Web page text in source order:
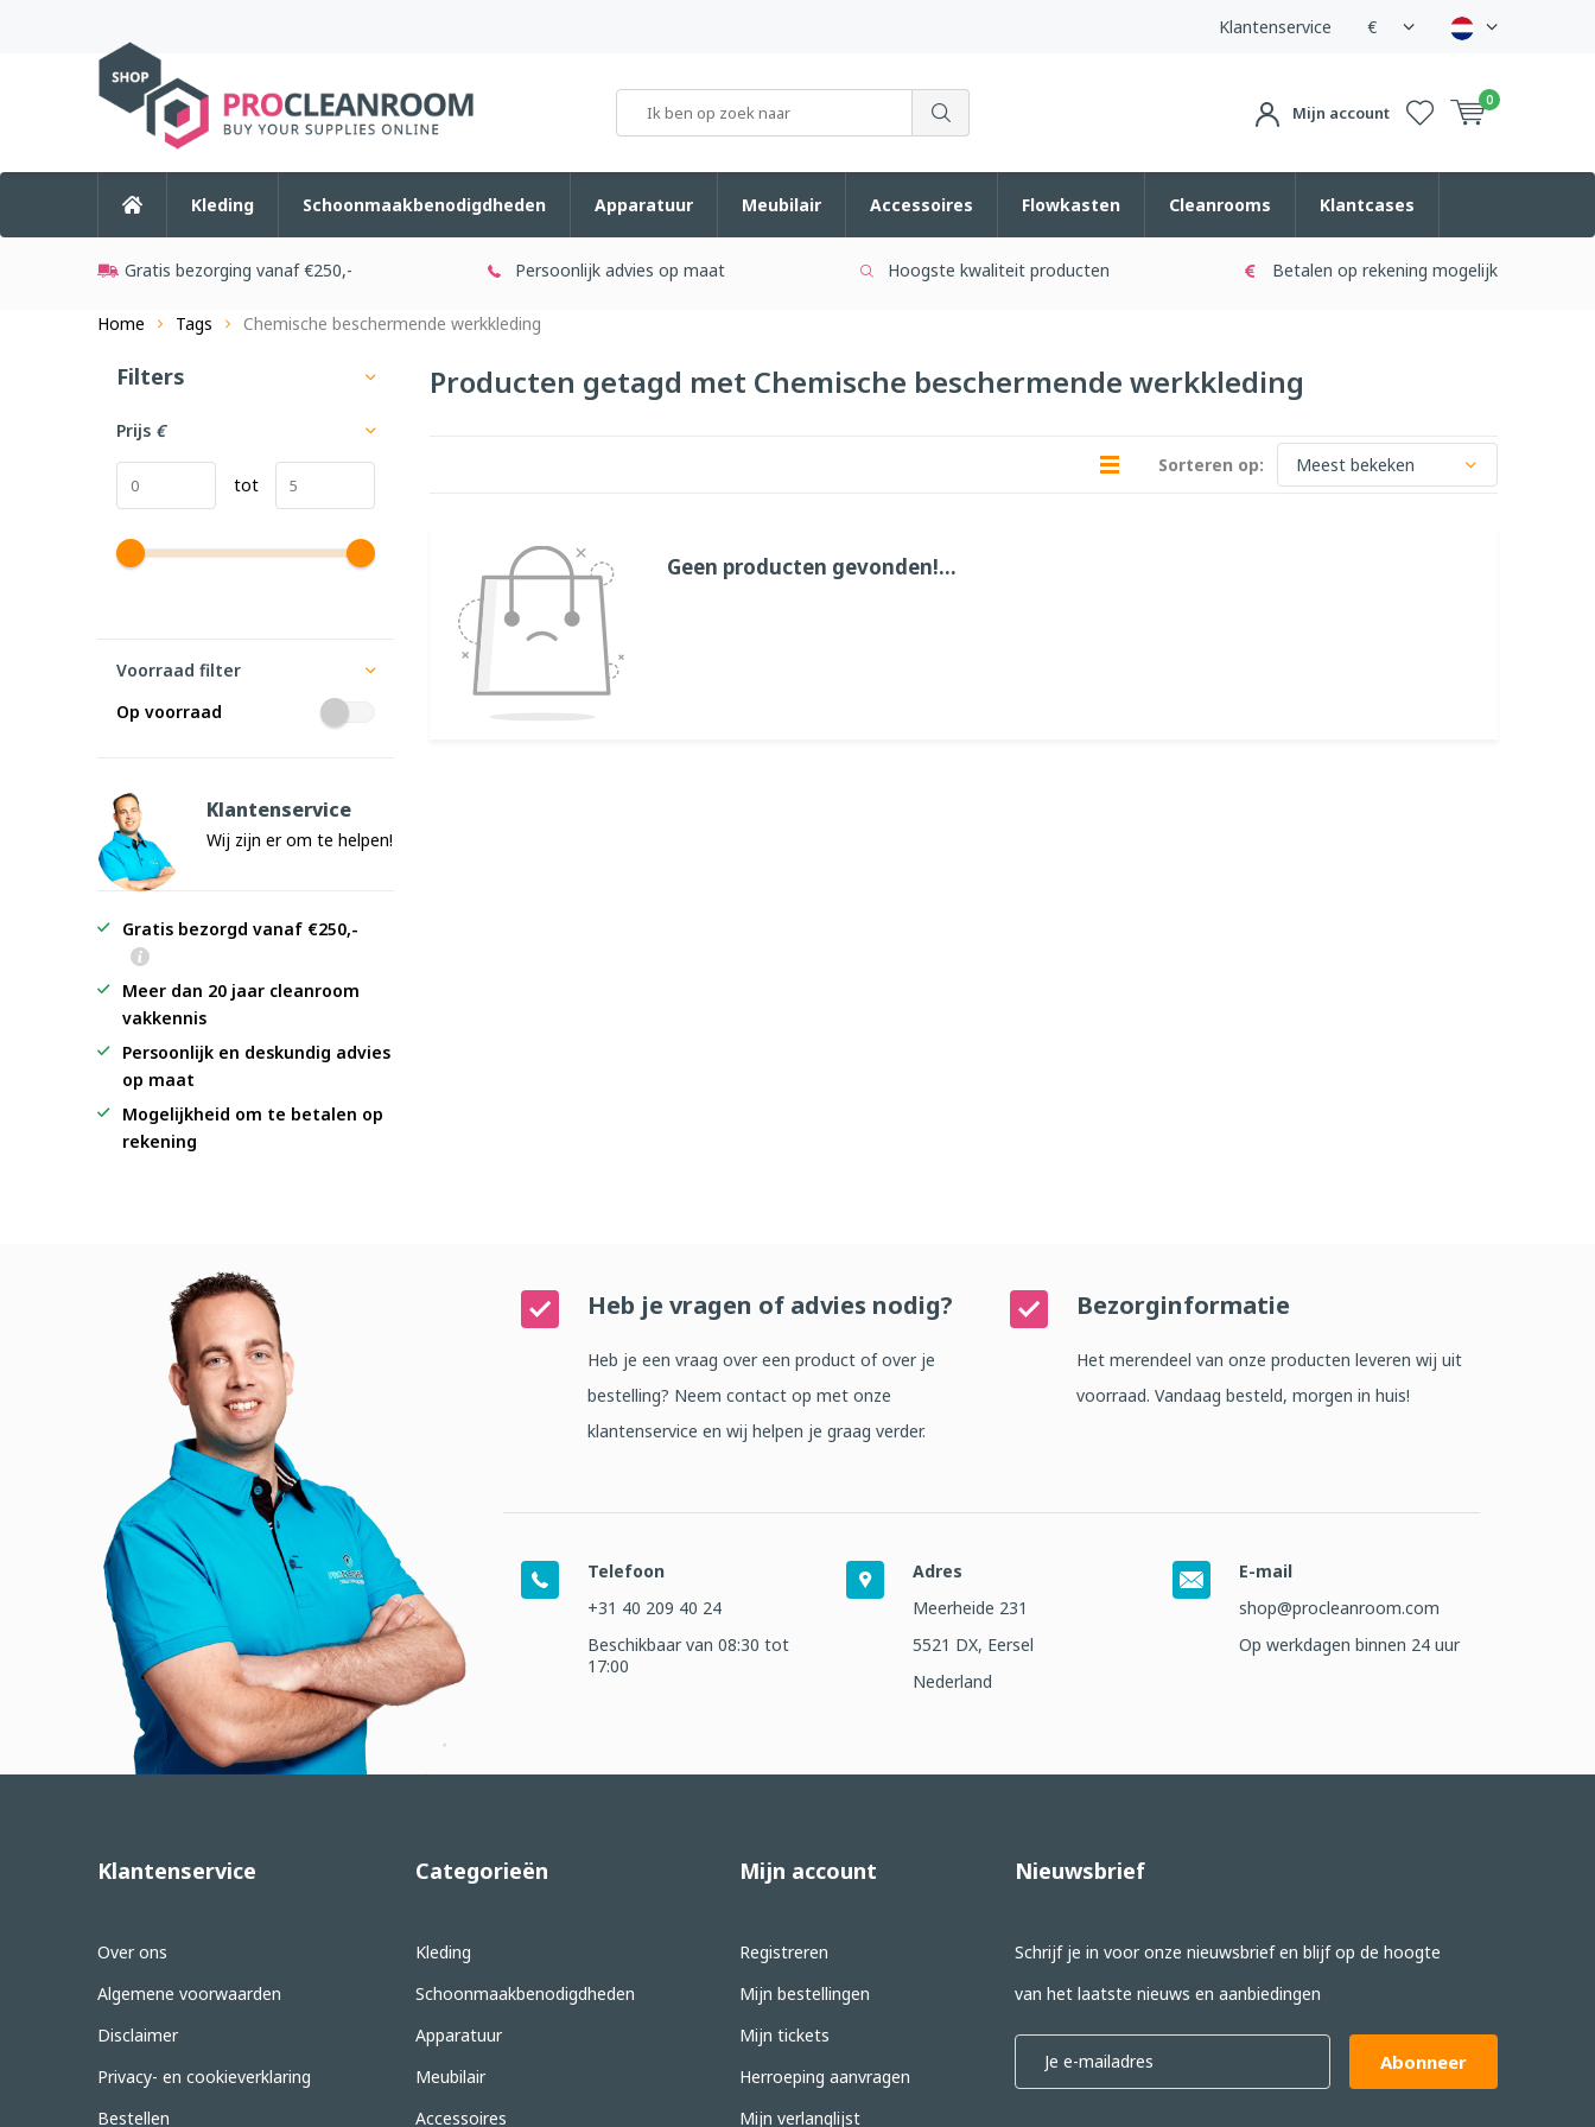
Klantenservice €
Mijn account
0
Kleding Schoonmaakbenodigdheden Apparatuur Meubilair Accessoires Flowkasten Cleanrooms Klantcases
Gratis bezorging vanaf €250,- Persoonlijk advies op maat Hoogste kwaliteit producten Betalen op rekening mogelijk
Home Tags Chemische beschermende werkkleding
Producten getagd met Chemische beschermende werkkleding
Sorteren op:
Geen producten gevonden!...
Filters
Prijs €
tot
Voorraad filter
Op voorraad
Klantenservice
Wij zijn er om te helpen!
Gratis bezorgd vanaf €250,-
Meer dan 20 jaar cleanroom
vakkennis
Persoonlijk en deskundig advies
op maat
Mogelijkheid om te betalen op
rekening
Heb je vragen of advies nodig?
Heb je een vraag over een product of over je
bestelling? Neem contact op met onze
klantenservice en wij helpen je graag verder.
Bezorginformatie
Het merendeel van onze producten leveren wij uit
voorraad. Vandaag besteld, morgen in huis!
Telefoon
+31 40 209 40 24
Beschikbaar van 08:30 tot
17:00
Adres
Meerheide 231
5521 DX, Eersel
Nederland
E-mail
shop@procleanroom.com
Op werkdagen binnen 24 uur
Klantenservice
Over ons
Algemene voorwaarden
Disclaimer
Privacy- en cookieverklaring
Bestellen
Categorieën
Kleding
Schoonmaakbenodigdheden
Apparatuur
Meubilair
Accessoires
Mijn account
Registreren
Mijn bestellingen
Mijn tickets
Herroeping aanvragen
Mijn verlanglijst
Nieuwsbrief
Schrijf je in voor onze nieuwsbrief en blijf op de hoogte
van het laatste nieuws en aanbiedingen
Abonneer